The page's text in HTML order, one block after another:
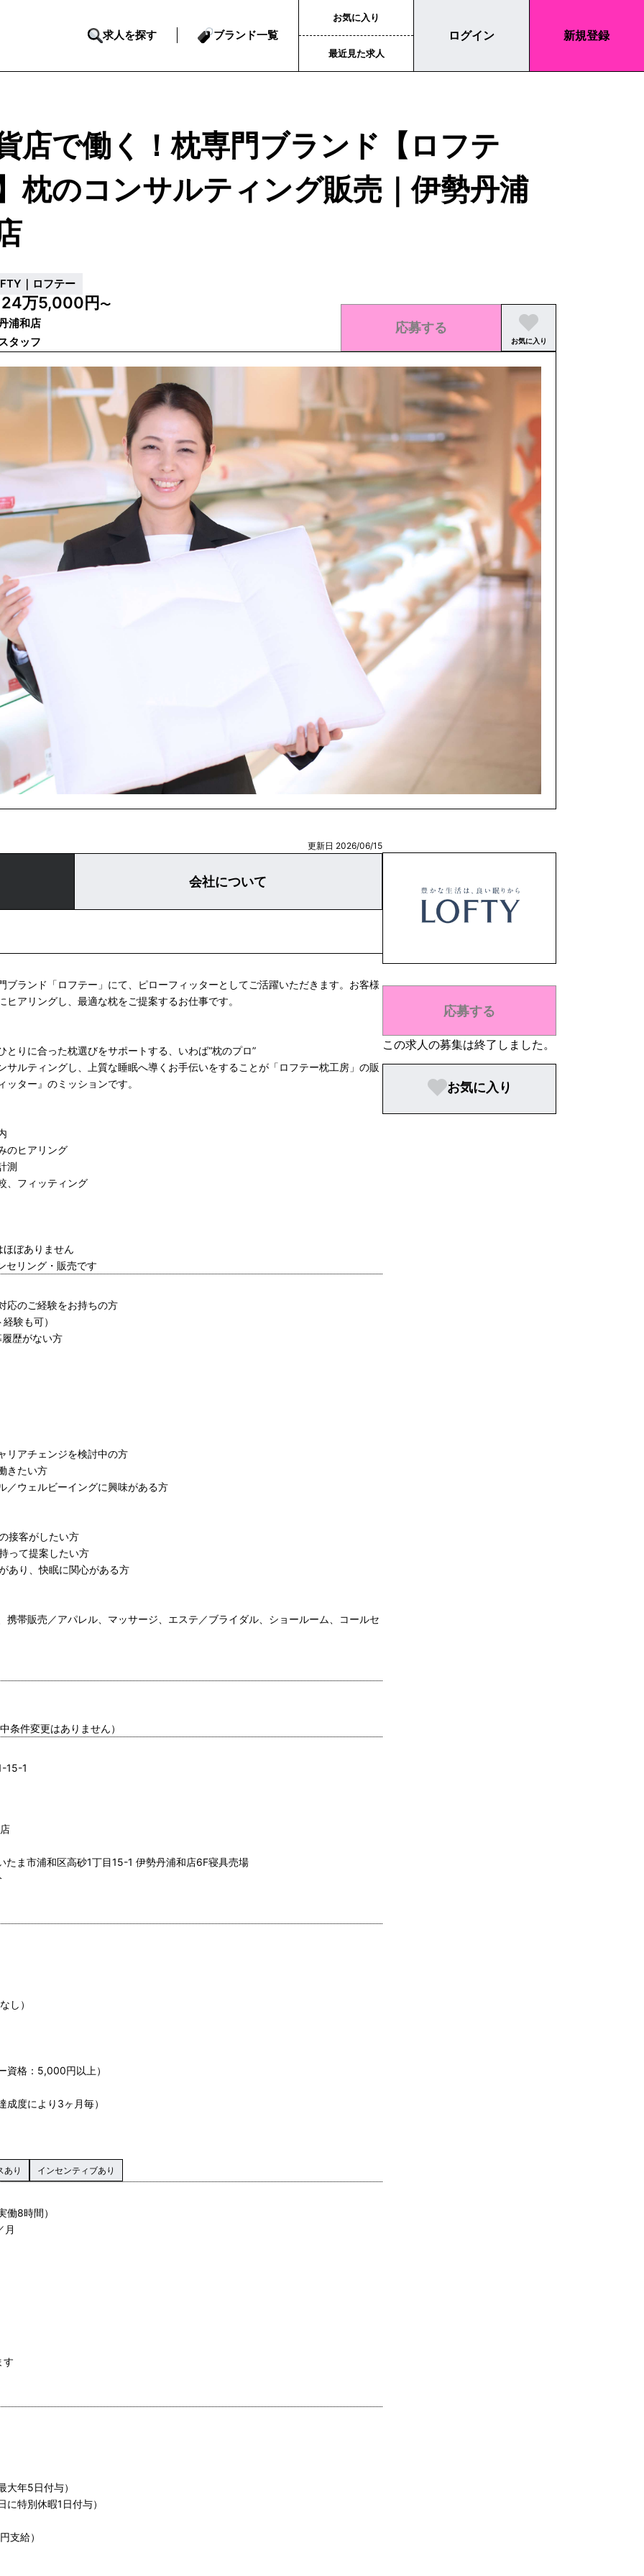
求人を探す ブランド一覧
お気に入り
最近見た求人
ログイン 新規登録
店で働く！枕専門ブランド【ロフテ
枕のコンサルティング販売｜伊勢丹浦
｜ロフテー
24万5,000円〜
浦和店
タッフ
応募する
お気に入り
更新日 2026/06/15
会社について
ブランド「ロフテー」にて、ピローフィッターとしてご活躍いただきます。お客様
アリングし、最適な枕をご提案するお仕事です。
とりに合った枕選びをサポートする、いわば“枕のプロ”
サルティングし、上質な睡眠へ導くお手伝いをすることが「ロフテー枕工房」の販
ター』のミッションです。
のヒアリング
測
、フィッティング
ぼありません
セリング・販売です
応のご経験をお持ちの方
験も可）
歴がない方
リアチェンジを検討中の方
きたい方
／ウェルビーイングに興味がある方
接客がしたい方
って提案したい方
あり、快眠に関心がある方
携帯販売／アパレル、マッサージ、エステ／ブライダル、ショールーム、コールセ
条件変更はありません）
15-1
ま市浦和区高砂1丁目15-1 伊勢丹浦和店6F寝具売場
し）
資格：5,000円以上）
成度により3ヶ月毎）
あり インセンティブあり
働8時間）
月
す
大年5日付与）
特別休暇1日付与）
支給）
応募する
この求人の募集は終了しました。
お気に入り